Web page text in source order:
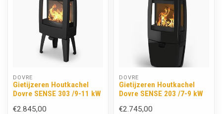
DOVRE
Gietijzeren Houtkachel
Dovre SENSE 303 /9-11 kW
€2.845,00
DOVRE
Gietijzeren Houtkachel
Dovre SENSE 203 /7-9 kW
€2.745,00